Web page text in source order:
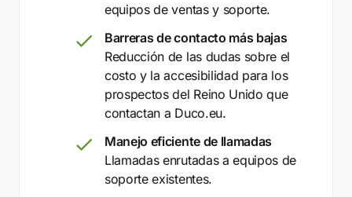
equipos de ventas y soporte.
Barreras de contacto más bajas
Reducción de las dudas sobre el
costo y la accesibilidad para los
prospectos del Reino Unido que
contactan a Duco.eu.
Manejo eficiente de llamadas
Llamadas enrutadas a equipos de
soporte existentes.